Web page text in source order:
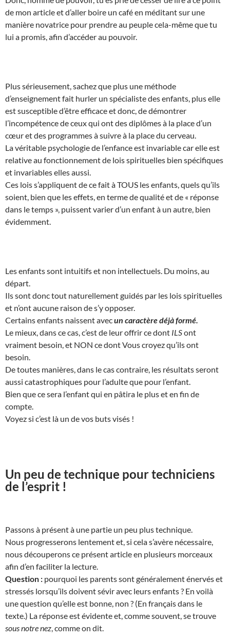
de mon article et d’aller boire un café en méditant sur une
manière novatrice pour prendre au peuple cela-même que tu
lui a promis, afin d’accéder au pouvoir.
Plus sérieusement, sachez que plus une méthode
d’enseignement fait hurler un spécialiste des enfants, plus elle
est susceptible d’être efficace et donc, de démontrer
l’incompétence de ceux qui ont des diplômes à la place d’un
cœur et des programmes à suivre à la place du cerveau.
La véritable psychologie de l’enfance est invariable car elle est
relative au fonctionnement de lois spirituelles bien spécifiques
et invariables elles aussi.
Ces lois s’appliquent de ce fait à TOUS les enfants, quels qu’ils
soient, bien que les effets, en terme de qualité et de « réponse
dans le temps », puissent varier d’un enfant à un autre, bien
évidemment.
Les enfants sont intuitifs et non intellectuels. Du moins, au
départ.
Ils sont donc tout naturellement guidés par les lois spirituelles
et n’ont aucune raison de s’y opposer.
Certains enfants naissent avecun caractère déjà formé.
Le mieux, dans ce cas, c’est de leur offrir ce dont ILSont
vraiment besoin, et NON ce dont Vous croyez qu’ils ont
besoin.
De toutes manières, dans le cas contraire, les résultats seront
aussi catastrophiques pour l’adulte que pour l’enfant.
Bien que ce sera l’enfant qui en pâtira le plus et en fin de
compte.
Voyez si c’est là un de vos buts visés !
Un peu de technique pour techniciens
de l’esprit !
Passons à présent à une partie un peu plus technique.
Nous progresserons lentement et, si cela s’avère nécessaire,
nous découperons ce présent article en plusieurs morceaux
afin d’en faciliter la lecture.
Question : pourquoi les parents sont généralement énervés et
stressés lorsqu’ils doivent sévir avec leurs enfants ? En voilà
une question qu’elle est bonne, non ? (En français dans le
texte.) La réponse est évidente et, comme souvent, se trouve
sous notre nez , comme on dit.